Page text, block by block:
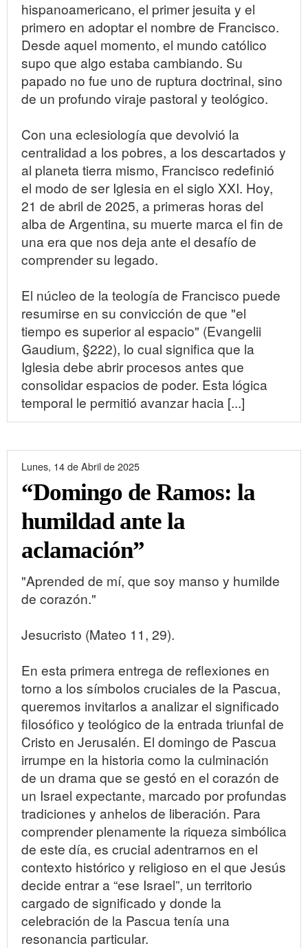
hispanoamericano, el primer jesuita y el
primero en adoptar el nombre de Francisco.
Desde aquel momento, el mundo católico
supo que algo estaba cambiando. Su
papado no fue uno de ruptura doctrinal, sino
de un profundo viraje pastoral y teológico.
Con una eclesiología que devolvió la
centralidad a los pobres, a los descartados y
al planeta tierra mismo, Francisco redefinió
el modo de ser Iglesia en el siglo XXI. Hoy,
21 de abril de 2025, a primeras horas del
alba de Argentina, su muerte marca el fin de
una era que nos deja ante el desafío de
comprender su legado.
El núcleo de la teología de Francisco puede
resumirse en su convicción de que "el
tiempo es superior al espacio" (Evangelii
Gaudium, §222), lo cual significa que la
Iglesia debe abrir procesos antes que
consolidar espacios de poder. Esta lógica
temporal le permitió avanzar hacia [...]
Lunes, 14 de Abril de 2025
“Domingo de Ramos: la
humildad ante la
aclamación”
"Aprended de mí, que soy manso y humilde
de corazón."
Jesucristo (Mateo 11, 29).
En esta primera entrega de reflexiones en
torno a los símbolos cruciales de la Pascua,
queremos invitarlos a analizar el significado
filosófico y teológico de la entrada triunfal de
Cristo en Jerusalén. El domingo de Pascua
irrumpe en la historia como la culminación
de un drama que se gestó en el corazón de
un Israel expectante, marcado por profundas
tradiciones y anhelos de liberación. Para
comprender plenamente la riqueza simbólica
de este día, es crucial adentrarnos en el
contexto histórico y religioso en el que Jesús
decide entrar a “ese Israel”, un territorio
cargado de significado y donde la
celebración de la Pascua tenía una
resonancia particular.